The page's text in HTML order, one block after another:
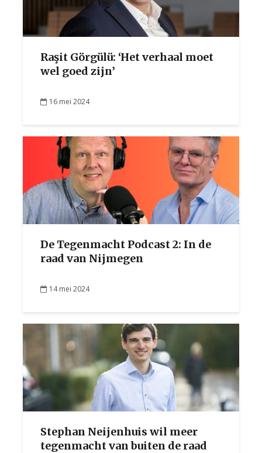
Raşit Görgülü: ‘Het verhaal moet
wel goed zijn’
16 mei 2024
De Tegenmacht Podcast 2: In de
raad van Nijmegen
14 mei 2024
Stephan Neijenhuis wil meer
tegenmacht van buiten de raad